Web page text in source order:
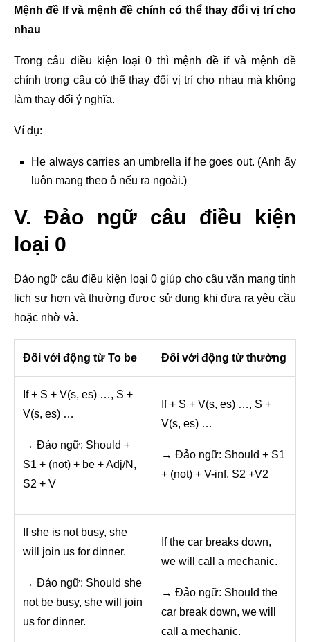
Mệnh đề If và mệnh đề chính có thể thay đổi vị trí cho
nhau
Trong câu điều kiện loại 0 thì mệnh đề if và mệnh đề
chính trong câu có thể thay đổi vị trí cho nhau mà không
làm thay đổi ý nghĩa.
Ví dụ:
He always carries an umbrella if he goes out. (Anh ấy
luôn mang theo ô nếu ra ngoài.)
V. Đảo ngữ câu điều kiện
loại 0
Đảo ngữ câu điều kiện loại 0 giúp cho câu văn mang tính
lịch sự hơn và thường được sử dụng khi đưa ra yêu cầu
hoặc nhờ vả.
Đối với động từ To be Đối với động từ thường
If + S + V(s, es) …, S +
V(s, es) …
→ Đảo ngữ: Should +
S1 + (not) + be + Adj/N,
S2 + V
If + S + V(s, es) …, S +
V(s, es) …
→ Đảo ngữ: Should + S1
+ (not) + V-inf, S2 +V2
If she is not busy, she
will join us for dinner.
→ Đảo ngữ: Should she
not be busy, she will join
us for dinner.
If the car breaks down,
we will call a mechanic.
→ Đảo ngữ: Should the
car break down, we will
call a mechanic.